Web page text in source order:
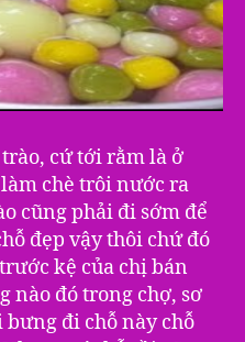
cứ tới rằm là ở
chè trôi nước ra
cũng phải đi sớm để
đẹp vậy thôi chứ đó
kệ của chị bán
nào đó trong chợ, sơ
đi chỗ này chỗ